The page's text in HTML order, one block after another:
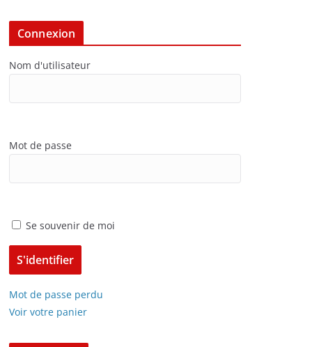
Connexion
Nom d'utilisateur
Mot de passe
Se souvenir de moi
Mot de passe perdu
Voir votre panier